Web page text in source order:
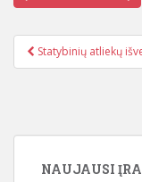
Įrašo
Statybinių atliekų
NAUJAUSI